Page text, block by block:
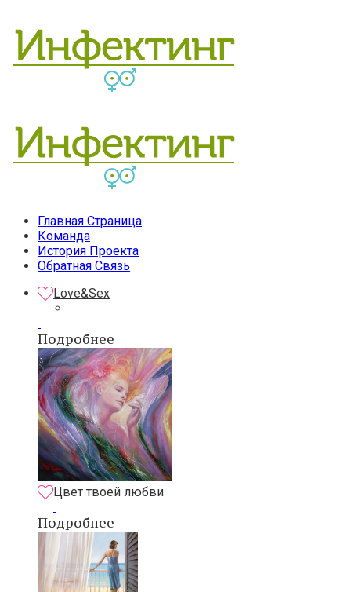
Главная Страница
Команда
История Проекта
Обратная Связь
Love&Sex
Подробнее
Цвет твоей любви
Подробнее